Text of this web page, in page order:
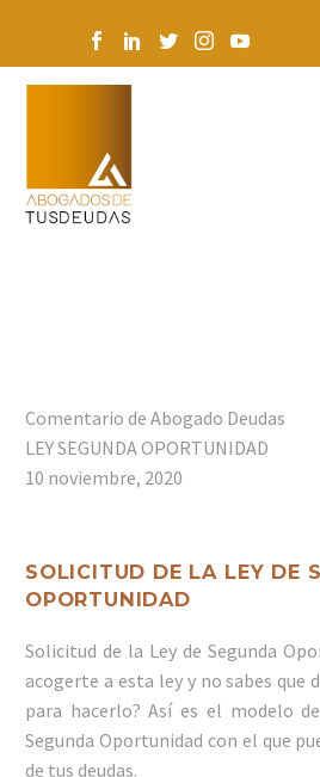
Comentario de Abogado Deudas
LEY SEGUNDA OPORTUNIDAD
10 noviembre, 2020
SOLICITUD DE LA LEY DE
OPORTUNIDAD
Solicitud de la Ley de Segunda
acogerte a esta ley y no sabes
para hacerlo? Así es el modelo
Segunda Oportunidad con el que
de tus deudas.